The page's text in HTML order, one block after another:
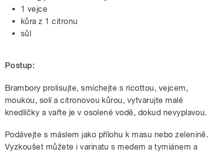
1 vejce
kůra z 1 citronu
sůl
Postup:
Brambory prolisujte, smíchejte s ricottou, vejcem,
moukou, solí a citronovou kůrou, vytvarujte malé
knedlíčky a vařte je v osolené vodě, dokud nevyplavou.
Podávejte s máslem jako přílohu k masu nebo zelenině.
Vyzkoušet můžete i varinatu s medem a tymiánem a